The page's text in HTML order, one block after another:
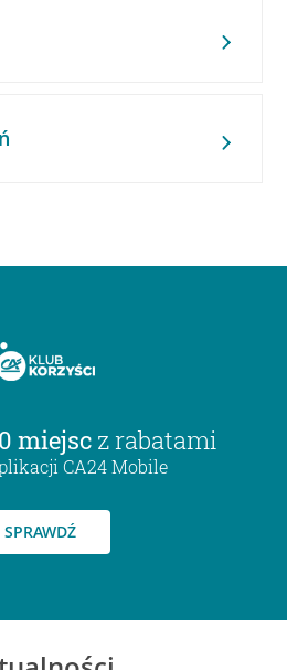
miejsc z rabatami
CA24 Mobile
SPRAWDŹ